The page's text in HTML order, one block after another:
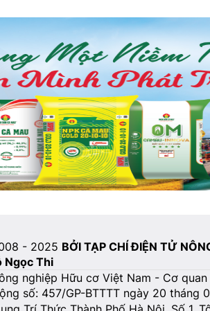
- 2025 BỞI TẠP CHÍ ĐIỆN TỬ
Ngọc Thi
nghiệp Hữu cơ Việt Nam - Cơ
số: 457/GP-BTTTT ngày 20 tháng